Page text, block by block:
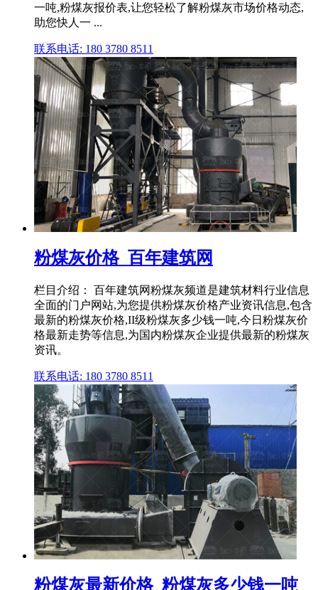
一吨,粉煤灰报价表,让您轻松了解粉煤灰市场价格动态,
助您快人一 ...
联系电话: 180 3780 8511
粉煤灰价格_百年建筑网
栏目介绍： 百年建筑网粉煤灰频道是建筑材料行业信息
全面的门户网站,为您提供粉煤灰价格产业资讯信息,包含
最新的粉煤灰价格,II级粉煤灰多少钱一吨,今日粉煤灰价
格最新走势等信息,为国内粉煤灰企业提供最新的粉煤灰
资讯。
联系电话: 180 3780 8511
粉煤灰最新价格_粉煤灰多少钱一吨_